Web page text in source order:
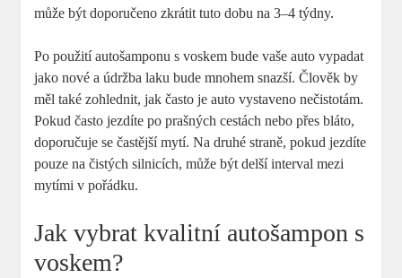
může být doporučeno zkrátit tuto dobu na 3–4 týdny.
Po použití autošamponu s voskem bude vaše auto vypadat
jako nové a údržba laku bude mnohem snazší. Člověk by
měl také zohlednit, jak často je auto vystaveno nečistotám.
Pokud často jezdíte po prašných cestách nebo přes bláto,
doporučuje se častější mytí. Na druhé straně, pokud jezdíte
pouze na čistých silnicích, může být delší interval mezi
mytími v pořádku.
Jak vybrat kvalitní autošampon s
voskem?